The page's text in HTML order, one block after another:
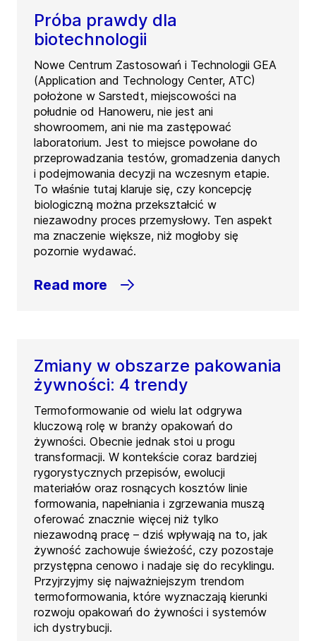
Próba prawdy dla
biotechnologii
Nowe Centrum Zastosowań i Technologii GEA
(Application and Technology Center, ATC)
położone w Sarstedt, miejscowości na
południe od Hanoweru, nie jest ani
showroomem, ani nie ma zastępować
laboratorium. Jest to miejsce powołane do
przeprowadzania testów, gromadzenia danych
i podejmowania decyzji na wczesnym etapie.
To właśnie tutaj klaruje się, czy koncepcję
biologiczną można przekształcić w
niezawodny proces przemysłowy. Ten aspekt
ma znaczenie większe, niż mogłoby się
pozornie wydawać.
Read more
Zmiany w obszarze pakowania
żywności: 4 trendy
Termoformowanie od wielu lat odgrywa
kluczową rolę w branży opakowań do
żywności. Obecnie jednak stoi u progu
transformacji. W kontekście coraz bardziej
rygorystycznych przepisów, ewolucji
materiałów oraz rosnących kosztów linie
formowania, napełniania i zgrzewania muszą
oferować znacznie więcej niż tylko
niezawodną pracę – dziś wpływają na to, jak
żywność zachowuje świeżość, czy pozostaje
przystępna cenowo i nadaje się do recyklingu.
Przyjrzyjmy się najważniejszym trendom
termoformowania, które wyznaczają kierunki
rozwoju opakowań do żywności i systemów
ich dystrybucji.